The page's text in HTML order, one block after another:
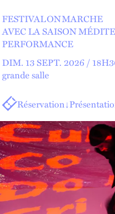
FESTIVAL ON MARCHE
AVEC LA SAISON
PERFORMANCE
DIM.13 SEPT. 2026 /18H
grande salle
Réservation↓